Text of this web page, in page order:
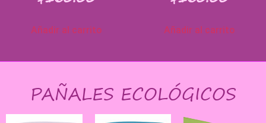
Añadir al carrito Añadir al carrito
PAÑALES ECOLÓGICOS